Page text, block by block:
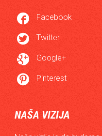
 Facebook
 Twitter
 Google+
 Pinterest
NAŠA VIZIJA